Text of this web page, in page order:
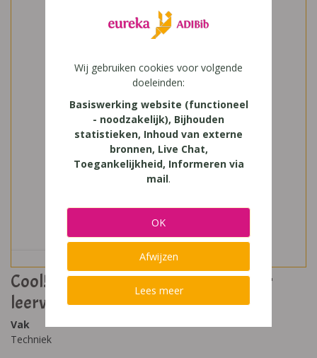
Cool! 2 techniek voor het tweede jaar
leerwerkboek (2012)
Vak
Techniek
Wij gebruiken cookies voor volgende
doeleinden:
Basiswerking website (functioneel
- noodzakelijk), Bijhouden
statistieken, Inhoud van externe
bronnen, Live Chat,
Toegankelijkheid, Informeren via
mail.
OK
Afwijzen
Lees meer